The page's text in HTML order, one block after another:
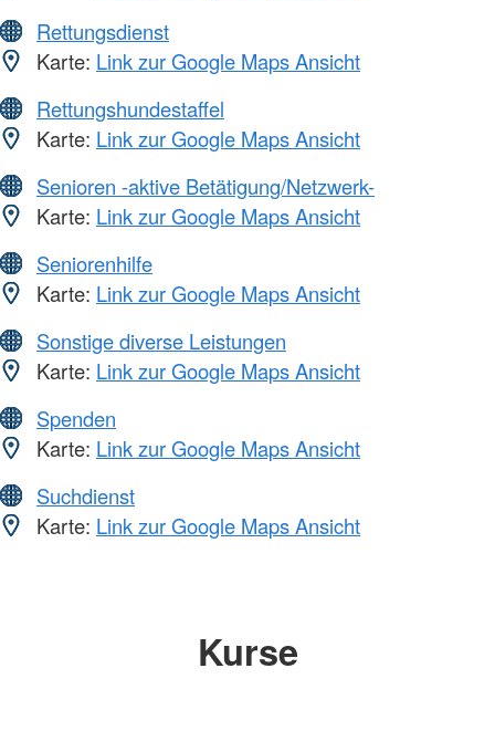
Rettungsdienst
Karte: Link zur Google Maps Ansicht
Rettungshundestaffel
Karte: Link zur Google Maps Ansicht
Senioren -aktive Betätigung/Netzwerk-
Karte: Link zur Google Maps Ansicht
Seniorenhilfe
Karte: Link zur Google Maps Ansicht
Sonstige diverse Leistungen
Karte: Link zur Google Maps Ansicht
Spenden
Karte: Link zur Google Maps Ansicht
Suchdienst
Karte: Link zur Google Maps Ansicht
Kurse